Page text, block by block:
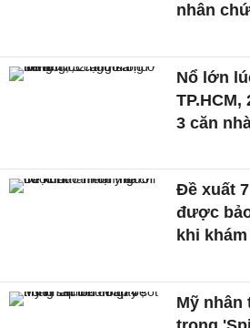
nhân
Nổ lớn
3 căn
Đề xuất
được
khi
Mỹ nhân